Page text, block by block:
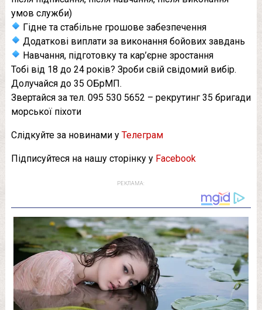
умов служби)
Гідне та стабільне грошове забезпечення
Додаткові виплати за виконання бойових завдань
Навчання, підготовку та кар’єрне зростання
Тобі від 18 до 24 років? Зроби свій свідомий вибір.
Долучайся до 35 ОБрМП.
Звертайся за тел. 095 530 5652 – рекрутинг 35 бригади
морської піхоти
Слідкуйте за новинами у Телеграм
Підписуйтеся на нашу сторінку у Facebook
РЕКЛАМА: